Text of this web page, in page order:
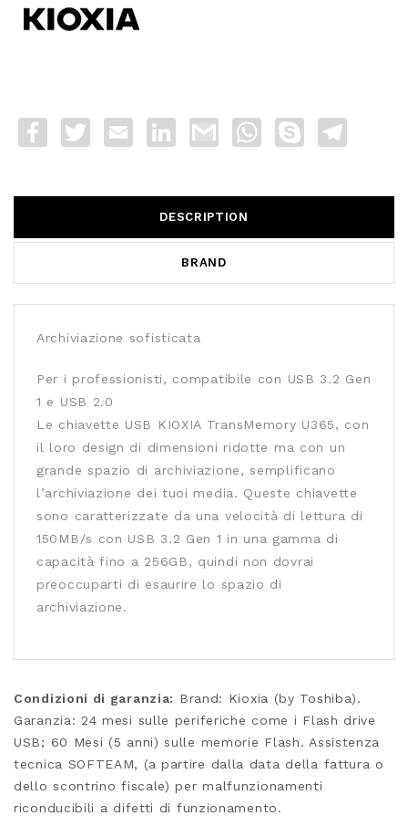
FacebookTwitter Email LinkedInGmail WhatsApp
Skype
DESCRIPTION
BRAND
Archiviazione sofisticata
Per i professionisti, compatibile con USB 3.2 Gen
1 e USB 2.0
Le chiavette USB KIOXIA TransMemory U365, con
il loro design di dimensioni ridotte ma con un
grande spazio di archiviazione, semplificano
l’archiviazione dei tuoi media. Queste chiavette
sono caratterizzate da una velocità di lettura di
150MB/s con USB 3.2 Gen 1 in una gamma di
capacità fino a 256GB, quindi non dovrai
preoccuparti di esaurire lo spazio di
archiviazione.
Condizioni di garanzia: Brand: Kioxia (by Toshiba).
Garanzia: 24 mesi sulle periferiche come i Flash drive
USB; 60 Mesi (5 anni) sulle memorie Flash. Assistenza
tecnica SOFTEAM, (a partire dalla data della fattura o
dello scontrino fiscale) per malfunzionamenti
riconducibili a difetti di funzionamento.